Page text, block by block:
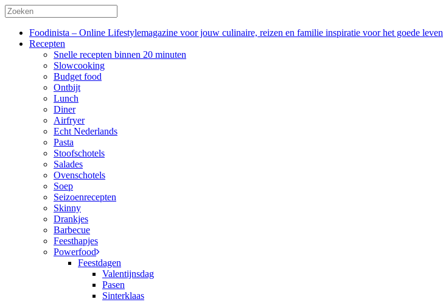
Foodinista – Online Lifestylemagazine voor jouw culinaire, reizen en familie inspiratie voor het goede leven
Recepten
Snelle recepten binnen 20 minuten
Slowcooking
Budget food
Ontbijt
Lunch
Diner
Airfryer
Echt Nederlands
Pasta
Stoofschotels
Salades
Ovenschotels
Soep
Seizoenrecepten
Skinny
Drankjes
Barbecue
Feesthapjes
Powerfood
Feestdagen
Valentijnsdag
Pasen
Sinterklaas